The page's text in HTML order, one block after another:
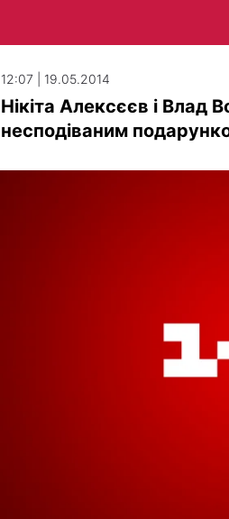
12:07 | 19.05.2014
Нікіта Алексєєв і Влад
несподіваним